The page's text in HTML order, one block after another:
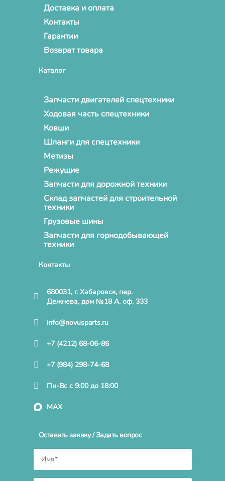
Доставка и оплата
Контакты
Гарантии
Возврат товара
Каталог
Запчасти двигателей спецтехники
Ходовая часть спецтехники
Ковши
Шланги для спецтехники
Метизы
Режущие
Запчасти для дорожной техники
Склад запчастей для строительной
техники
Грузовые шины
Запчасти для горнодобывающей
техники
Контакты
680031, г. Хабаровск, пер.
Дежнева, дом №18 А, оф. 333
info@novusparts.ru
+7 (4212) 68-06-86
+7 (984) 298-74-68
Пн-Вс с 9:00 до 18:00
MAX
Оставить заявку / Задать вопрос